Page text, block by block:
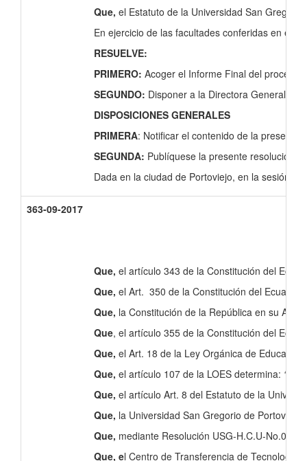
Que, el Estatuto de la Universidad San
En ejercicio de las facultades conferidas en el
RESUELVE:
PRIMERO: Acoger el Informe Final del proceso
SEGUNDO: Disponer a la Directora General
DISPOSICIONES GENERALES
PRIMERA: Notificar el contenido de la presente
SEGUNDA: Publíquese la presente resolución
Dada en la ciudad de Portoviejo, en la sesión
363-09-2017
Que, el artículo 343 de la Constitución del
Que, el Art. 350 de la Constitución del Ecuador
Que, la Constitución de la República en su Art.
Que, el artículo 355 de la Constitución del
Que, el Art. 18 de la Ley Orgánica de
Que, el artículo 107 de la LOES determina:
Que, el artículo Art. 8 del Estatuto de la
Que, la Universidad San Gregorio de
Que, mediante Resolución USG-H.C.U-
Que, el Centro de Transferencia de